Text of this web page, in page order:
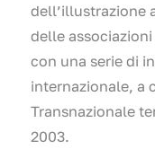
dell’illustrazione
delle
con una serie di
internazionale, a
Transnazionale
2003.